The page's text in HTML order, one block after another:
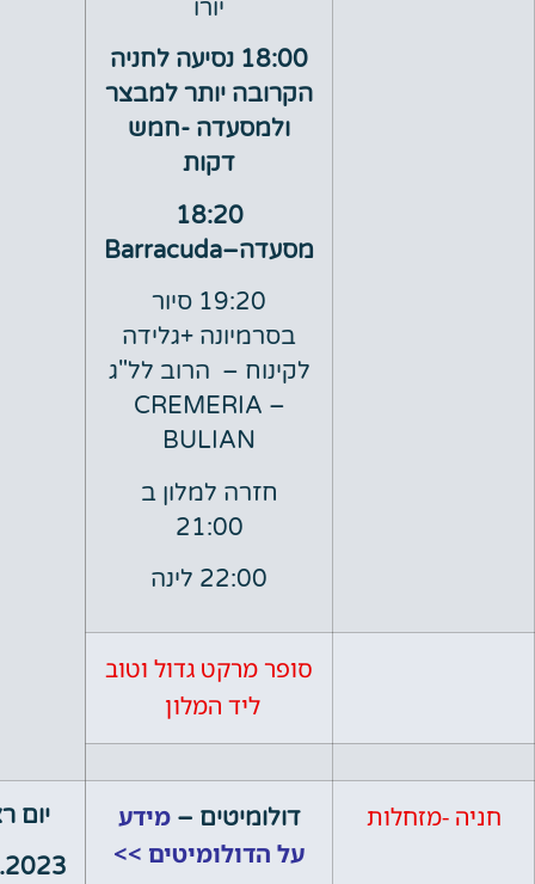
8:00 נסיעה לחניה
הקרובה יותר למבצר
ולמסעדה -חמש
–
Barracuda
20 סיור
בסרמיונה +גלידה
לקינוח – הרוב לל"ג
– CREMERIA
BULIAN
חזרה למלון ב
סופר מרקט גדול וטוב
ליד המלון
מזחלות דולומיטים –מידע
על הדולומיטים >>
יום ראשון
02.07.2023